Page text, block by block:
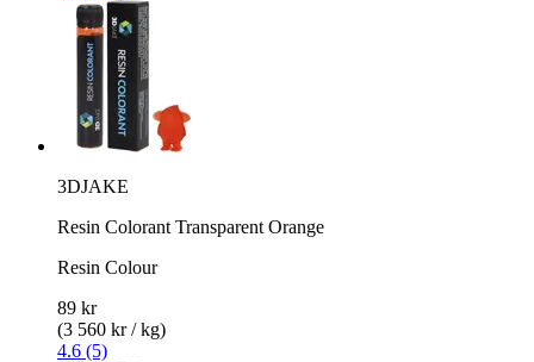
3DJAKE
Resin Colorant Transparent Orange
Resin Colour
89 kr
(3 560 kr / kg)
4.6 (5)